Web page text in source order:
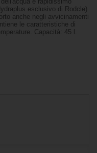
esclusivo di Rodcle)
anche negli avvicinamenti
le caratteristiche di
Capacità: 45 l.